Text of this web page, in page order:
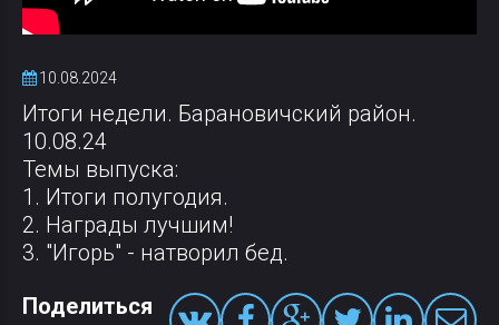
10.08.2024
Итоги недели. Барановичский район.
10.08.24
Темы выпуска:
1. Итоги полугодия.
2. Награды лучшим!
3. "Игорь" - натворил бед.
Поделиться